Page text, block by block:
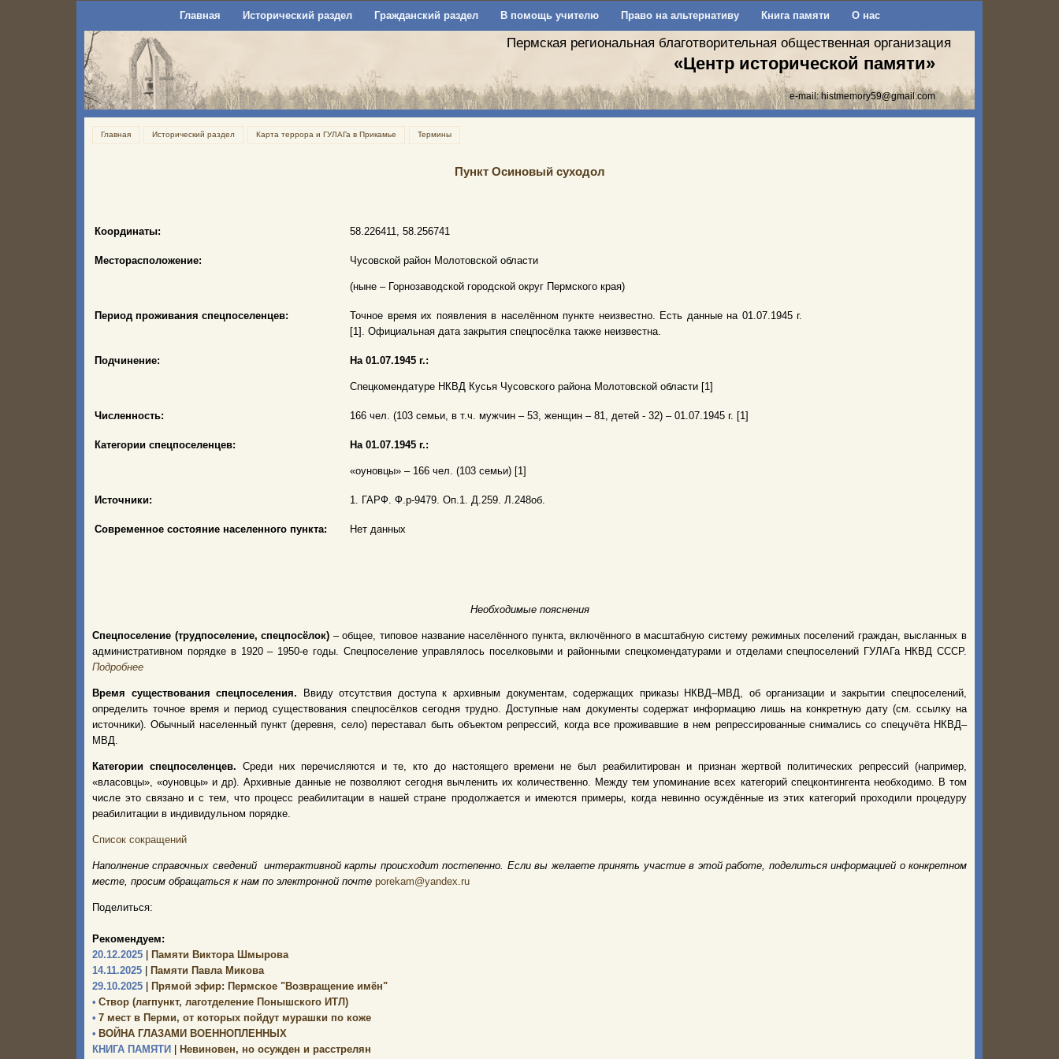
Главная Исторический раздел Гражданский раздел В помощь учителю Право на альтернативу Книга памяти О нас
Пермская региональная благотворительная общественная организация
«Центр исторической памяти»
e-mail:histmemory59@gmail.com
Главная Исторический раздел Карта террора и ГУЛАГа в Прикамье Термины
Пункт Осиновый суходол
Координаты: 58.226411, 58.256741
Месторасположение: Чусовской район Молотовской области
(ныне – Горнозаводской городской округ Пермского края)
Период проживания спецпоселенцев:
Точное время их появления в населённом пункте неизвестно. Есть данные на 01.07.1945 г.
[1]. Официальная дата закрытия спецпосёлка также неизвестна.
Подчинение: На 01.07.1945 г.:
Спецкомендатуре НКВД Кусья Чусовского района Молотовской области [1]
Численность: 166 чел. (103 семьи, в т.ч. мужчин – 53, женщин – 81, детей - 32) – 01.07.1945 г. [1]
Категории спецпоселенцев: На 01.07.1945 г.:
«оуновцы» – 166 чел. (103 семьи) [1]
Источники: 1. ГАРФ. Ф.р-9479. Оп.1. Д.259. Л.248об.
Современное состояние населенного пункта: Нет данных
Необходимые пояснения
Спецпоселение (трудпоселение, спецпосёлок) – общее, типовое название населённого пункта, включённого в масштабную систему режимных поселений граждан, высланных в
административном порядке в 1920 – 1950-е годы. Спецпоселение управлялось поселковыми и районными спецкомендатурами и отделами спецпоселений ГУЛАГа НКВД СССР.
Подробнее
Время существования спецпоселения.
Ввиду отсутствия доступа к архивным документам, содержащих приказы НКВД–МВД, об организации и закрытии спецпоселений,
определить точное время и период существования спецпосёлков сегодня трудно. Доступные нам документы содержат информацию лишь на конкретную дату (см. ссылку на
источники). Обычный населенный пункт (деревня, село) переставал быть объектом репрессий, когда все проживавшие в нем репрессированные снимались со спецучёта НКВД–
МВД.
Категории спецпоселенцев. Среди них перечисляются и те, кто до настоящего времени не был реабилитирован и признан жертвой политических репрессий (например,
«власовцы», «оуновцы» и др). Архивные данные не позволяют сегодня вычленить их количественно. Между тем упоминание всех категорий спецконтингента необходимо. В том
числе это связано и с тем, что процесс реабилитации в нашей стране продолжается и имеются примеры, когда невинно осуждённые из этих категорий проходили процедуру
реабилитации в индивидульном порядке.
Список сокращений
Наполнение справочных сведений интерактивной карты происходит постепенно. Если вы желаете принять участие в этой работе, поделиться информацией о конкретном
месте, просим обращаться к нам по электронной почте porekam@yandex.ru
Поделиться:
Рекомендуем:
20.12.2025
Памяти Виктора Шмырова
14.11.2025
Памяти Павла Микова
29.10.2025
Прямой эфир: Пермское "Возвращение имён"
• Створ (лагпункт, лаготделение Понышского ИТЛ)
• 7 мест в Перми, от которых пойдут мурашки по коже
• ВОЙНА ГЛАЗАМИ ВОЕННОПЛЕННЫХ
КНИГА ПАМЯТИ
Невиновен, но осужден и расстрелян